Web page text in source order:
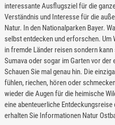
interessante Ausflugsziel für die
Verständnis und Interesse für die
Natur. In den Nationalparken Bayer.
selbst entdecken und erforschen. Um
in fremde Länder reisen sondern
Sumava oder sogar im Garten vor der
Schauen Sie mal genau hin. Die
fühlen, riechen, hören oder
wieder die Augen für die heimische
eine abenteuerliche
erhalten Sie Informationen Natur